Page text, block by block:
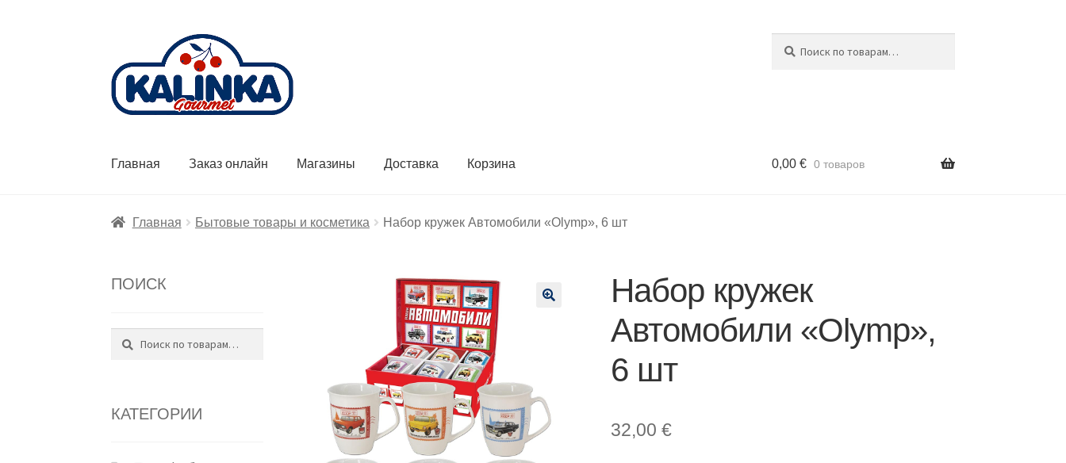
навигации
содержимому
Главная Заказ онлайн Магазины Доставка Корзина 0,00 € 0 товаров
Главная Бытовые товары и косметика Набор кружек Автомобили «Olymp», 6 шт
Набор кружек
Автомобили «Olymp»,
6 шт
32,00€
ПОИСК
Искать:
Поиск
КАТЕГОРИИ